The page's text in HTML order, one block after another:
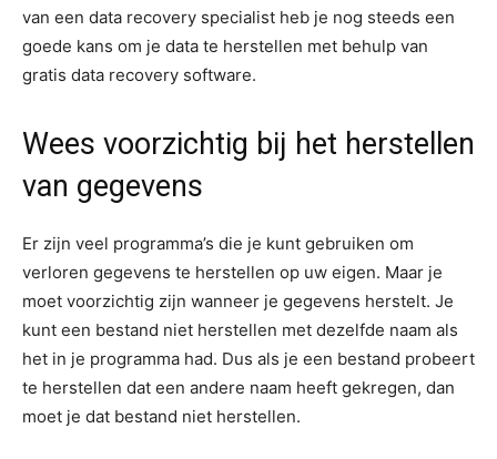
van een data recovery specialist heb je nog steeds een
goede kans om je data te herstellen met behulp van
gratis data recovery software.
Wees voorzichtig bij het herstellen
van gegevens
Er zijn veel programma’s die je kunt gebruiken om
verloren gegevens te herstellen op uw eigen. Maar je
moet voorzichtig zijn wanneer je gegevens herstelt. Je
kunt een bestand niet herstellen met dezelfde naam als
het in je programma had. Dus als je een bestand probeert
te herstellen dat een andere naam heeft gekregen, dan
moet je dat bestand niet herstellen.